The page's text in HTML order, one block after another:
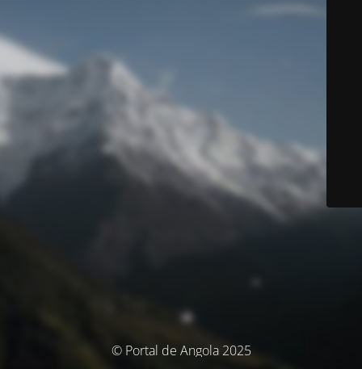
© Portal de Angola 2025